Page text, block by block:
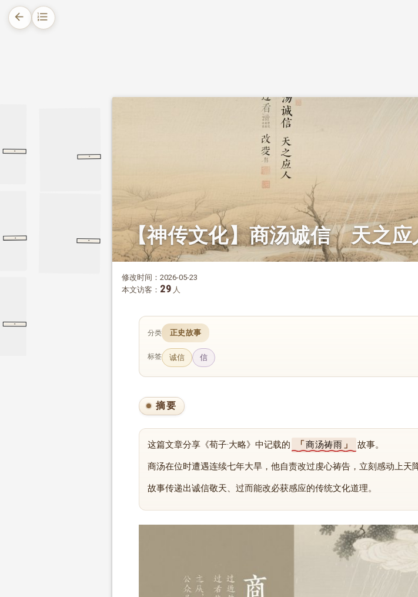
arrow_back format_list_numbered
本纪
·
征
·
略
·
宣公二年
·
宣公二年
大略
· 【神传文化】商汤诚信 天之应
修改时间：2026-05-23
本文访客： 29 人
分类 正史故事
标签 诚信 信
摘要
这篇文章分享《荀子·大略》中记载的 商汤祷雨 故事。
商汤在位时遭遇连续七年大旱，他自责改过虔心祷告，立刻感动上天
故事传递出诚信敬天、过而能改必获感应的传统文化道理。